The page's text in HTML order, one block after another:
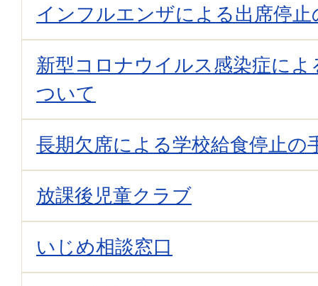
インフルエンザによる出席停
新型コロナウイルス感染症に
ついて
長期欠席による学校給食停止の
放課後児童クラブ
いじめ相談窓口